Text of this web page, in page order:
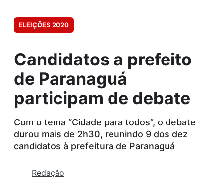
ELEIÇÕES 2020
Candidatos a prefeito
de Paranaguá
participam de debate
Com o tema “Cidade para todos”, o debate
durou mais de 2h30, reunindo 9 dos dez
candidatos à prefeitura de Paranaguá
Redação